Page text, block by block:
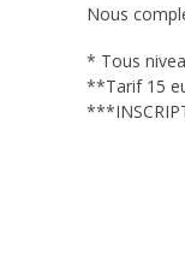
Nous
* Tous
**Tarif 15